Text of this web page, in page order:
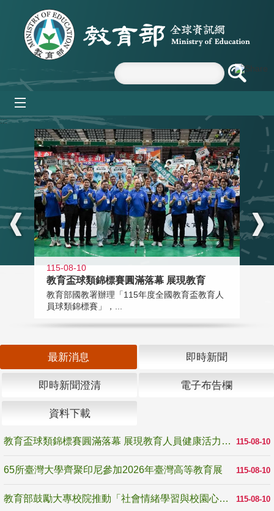
跳到主要內容區塊
:::
115-08-10
教育盃球類錦標賽圓滿落幕 展現教育
教育部國教署辦理「115年度全國教育盃教育人
員球類錦標賽」，...
最新消息 即時新聞
即時新聞澄清 電子布告欄
資料下載
115-08-10
教育盃球類錦標賽圓滿落幕 展現教育人員健康活力與團隊精神
115-08-10
65所臺灣大學齊聚印尼參加2026年臺灣高等教育展
115-08-10
教育部鼓勵大專校院推動「社會情緒學習與校園心理健康促進計畫」 培育校園「心」韌性